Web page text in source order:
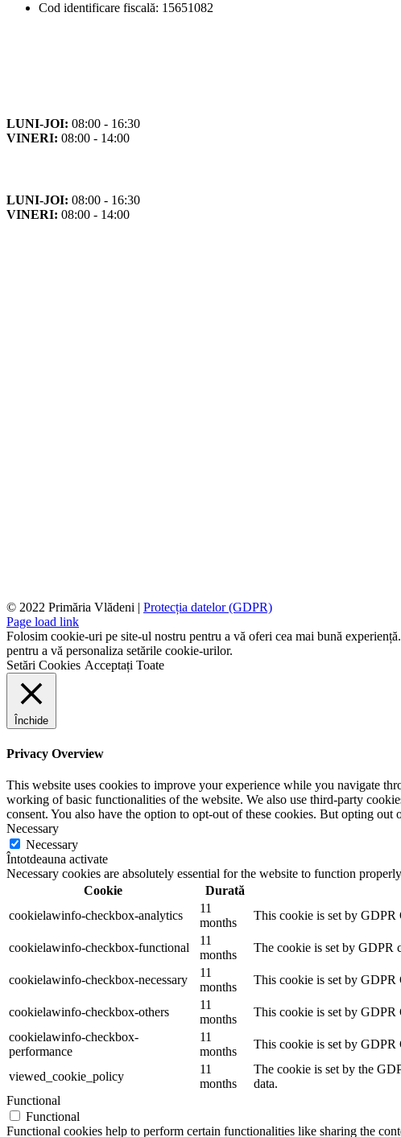
Cod identificare fiscală: 15651082
LUNI-JOI: 08:00 - 16:30
VINERI: 08:00 - 14:00
LUNI-JOI: 08:00 - 16:30
VINERI: 08:00 - 14:00
© 2022 Primăria Vlădeni | Protecția datelor (GDPR)
Page load link
Folosim cookie-uri pe site-ul nostru pentru a vă oferi cea mai bună
pentru a vă personaliza setările cookie-urilor.
Setări Cookies Acceptați Toate
Închide
Privacy Overview
This website uses cookies to improve your experience while you navigate
working of basic functionalities of the website. We also use third-party
consent. You also have the option to opt-out of these cookies. But opting
Necessary
Necessary
Întotdeauna activate
Necessary cookies are absolutely essential for the website to function
Cookie
Durată
cookielawinfo-checkbox-analytics
11
months
This cookie is set by GDPR
cookielawinfo-checkbox-functional
11
months
The cookie is set by GDPR
cookielawinfo-checkbox-necessary
11
months
This cookie is set by GDPR
cookielawinfo-checkbox-others
11
months
This cookie is set by GDPR
cookielawinfo-checkbox-
performance
11
months
This cookie is set by GDPR
viewed_cookie_policy
11
months
The cookie is set by the
data.
Functional
Functional
Functional cookies help to perform certain functionalities like sharing the